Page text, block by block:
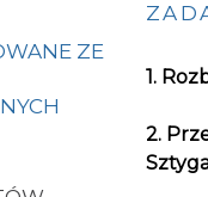
1.
2.
ZE